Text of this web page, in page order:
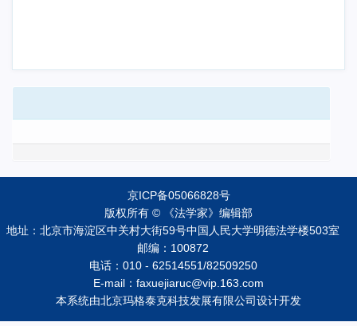
京ICP备05066828号
版权所有 © 《法学家》编辑部
地址：北京市海淀区中关村大街59号中国人民大学明德法学楼503室
邮编：100872
电话：010 - 62514551/82509250
E-mail：faxuejiaruc@vip.163.com
本系统由北京玛格泰克科技发展有限公司设计开发